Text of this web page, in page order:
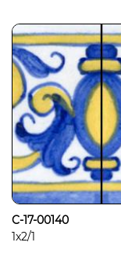
C-17-00140
1x2/1